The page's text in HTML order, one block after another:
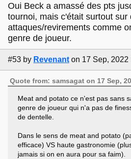
Oui Beck a amassé des pts
tournoi, mais c'était surtout sur
attaques/revirements comme
genre de joueur.
#53 by Revenant on 17 Sep, 2022
Quote from: samsagat on 17 Sep,
Meat and potato ce n'est pas sans
genre de joueur qui n'a pas de
de dentelle.
Dans le sens de meat and potato
efficace) VS haute gastronomie
jamais si on en aura pour sa faim).